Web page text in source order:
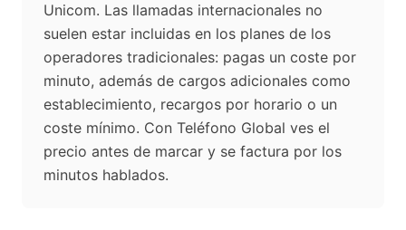
Unicom. Las llamadas internacionales no
suelen estar incluidas en los planes de los
operadores tradicionales: pagas un coste por
minuto, además de cargos adicionales como
establecimiento, recargos por horario o un
coste mínimo. Con Teléfono Global ves el
precio antes de marcar y se factura por los
minutos hablados.